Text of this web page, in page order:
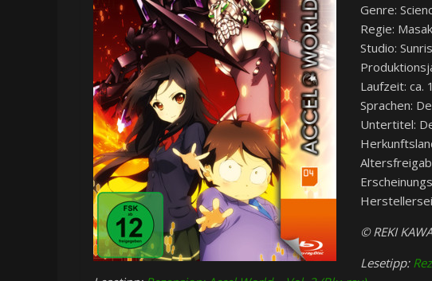
Genre:
Regie:
Studio:
Laufzeit: ca.
Sprachen:
Untertitel:
© REKI
Lesetipp: